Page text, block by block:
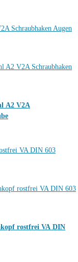
A2 V2A
rostfrei VA DIN